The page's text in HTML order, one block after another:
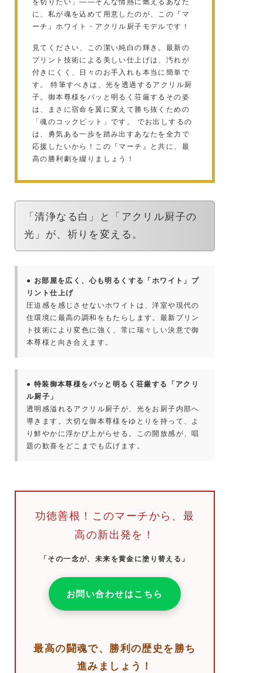
に、私が魂を込めて用意したのが、この『マ
ーチ』ホワイト・アクリル厨子モデルです！
見てください、この潔い純白の輝き。最新の
プリント技術による美しい仕上げは、汚れが
付きにくく、日々のお手入れも本当に簡単で
す。 特筆すべきは、光を透過するアクリル厨
子。御本尊様をパッと明るく荘厳するその姿
は、まさに宿命を翼に変えて勝ち抜くための
「魂のコックピット」です。 でお出しするの
は、勇気ある一歩を踏み出すあなたを全力で
応援したいから！この『マーチ』と共に、最
高の勝利劇を綴りましょう！
「清浄なる白」と「アクリル厨子の
光」が、祈りを変える。
● お部屋を広く、心も明るくする「ホワイト」プ
リント仕上げ
圧迫感を感じさせないホワイトは、洋室や現代の
住環境に最高の調和をもたらします。最新プリン
ト技術により変色に強く、常に瑞々しい決意で御
本尊様と向き合えます。
● 特装御本尊様をパッと明るく荘厳する「アクリ
ル厨子」
透明感溢れるアクリル厨子が、光をお厨子内部へ
導きます。大切な御本尊様をゆとりを持って、よ
り鮮やかに浮かび上がらせる。この開放感が、唱
題の歓喜をどこまでも広げます。
功徳善根！このマーチから、最
高の新出発を！
「その一念が、未来を黄金に塗り替える」
お問い合わせはこちら
最高の闘魂で、勝利の歴史を勝ち
進みましょう！